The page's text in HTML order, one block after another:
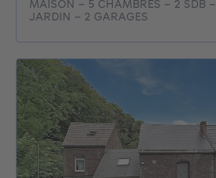
MAISON - 5 CHAMBRES - 2 SDB -
JARDIN - 2 GARAGES